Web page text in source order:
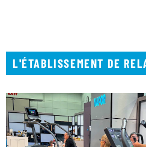
L'ÉTABLISSEMENT DE